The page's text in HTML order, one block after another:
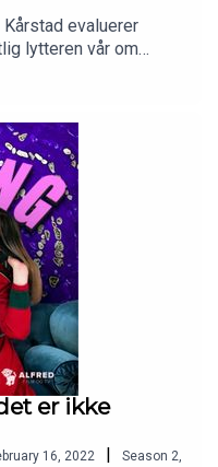
evaluerer
lytteren vår om
er ikke
16, 2022 | Season 2,